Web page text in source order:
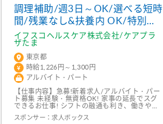
きなゲームに関わる...
調理補助/週3日～OK/選べる短時
間/残業なし&扶養内 OK/特別な
経験は要りません/家事の延長で
働けます
イフスコヘルスケア株式会社/ケアプラ
ザたま
東京都
時給1,226円～1,300円
アルバイト・パート
【仕事内容】急募!新着求人/アルバイト・パー
ト募集 未経験・無資格OK! 家事の延長でスグ
できるお仕事! シフトの融通も利き、働きやす
いと評判! お電話での応募もOK!<03-3868-
2687> <お仕事詳細>・盛り付け・お皿の準備・
スポンサー：求人ボックス